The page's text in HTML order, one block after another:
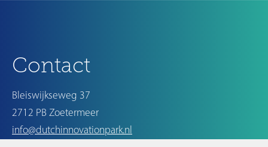
Contact
Bleiswijkseweg 37
2712 PB Zoetermeer
info@dutchinnovationpark.nl